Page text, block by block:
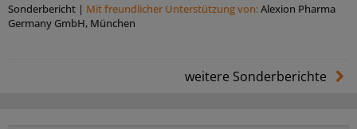
Sonderbericht | Mit freundlicher Unterstützung von:Alexion Pharma
Germany GmbH, München
weitere Sonderberichte